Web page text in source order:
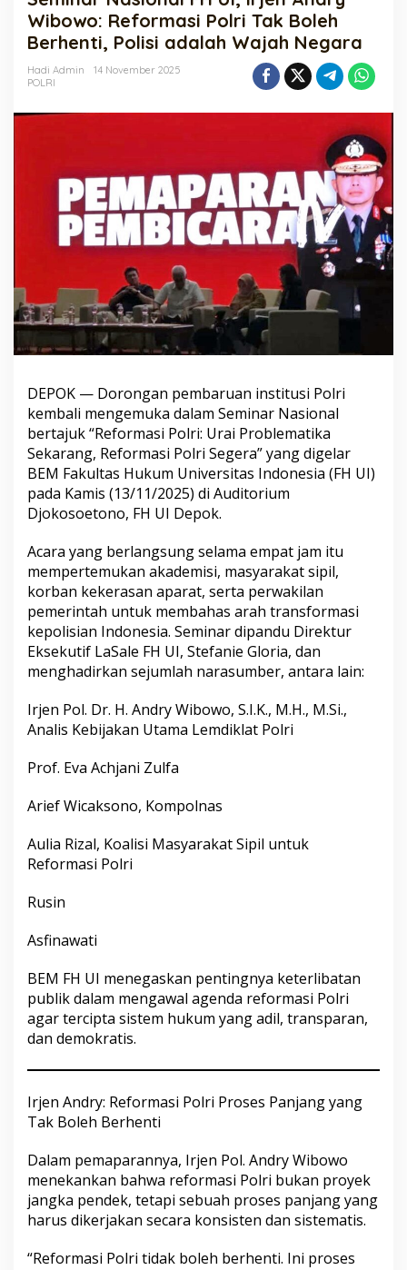
UI,
Irjen
Andry
Wibowo:
Tak
adalah
Wajah
Negara
Wibowo: Reformasi Polri Tak Boleh
Berhenti, Polisi adalah Wajah Negara
Hadi Admin
14 November 2025
POLRI
DEPOK — Dorongan pembaruan institusi Polri
kembali mengemuka dalam Seminar Nasional
bertajuk “Reformasi Polri: Urai Problematika
Sekarang, Reformasi Polri Segera” yang digelar
BEM Fakultas Hukum Universitas Indonesia (FH UI)
pada Kamis (13/11/2025) di Auditorium
Djokosoetono, FH UI Depok.
Acara yang berlangsung selama empat jam itu
mempertemukan akademisi, masyarakat sipil,
korban kekerasan aparat, serta perwakilan
pemerintah untuk membahas arah transformasi
kepolisian Indonesia. Seminar dipandu Direktur
Eksekutif LaSale FH UI, Stefanie Gloria, dan
menghadirkan sejumlah narasumber, antara lain:
Irjen Pol. Dr. H. Andry Wibowo, S.I.K., M.H., M.Si.,
Analis Kebijakan Utama Lemdiklat Polri
Prof. Eva Achjani Zulfa
Arief Wicaksono, Kompolnas
Aulia Rizal, Koalisi Masyarakat Sipil untuk
Reformasi Polri
Rusin
Asfinawati
BEM FH UI menegaskan pentingnya keterlibatan
publik dalam mengawal agenda reformasi Polri
agar tercipta sistem hukum yang adil, transparan,
dan demokratis.
Irjen Andry: Reformasi Polri Proses Panjang yang
Tak Boleh Berhenti
Dalam pemaparannya, Irjen Pol. Andry Wibowo
menekankan bahwa reformasi Polri bukan proyek
jangka pendek, tetapi sebuah proses panjang yang
harus dikerjakan secara konsisten dan sistematis.
“Reformasi Polri tidak boleh berhenti. Ini proses